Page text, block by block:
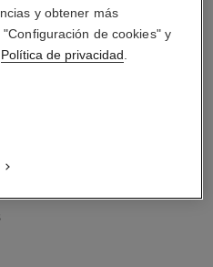
y obtener más
de cookies" y
Política de privacidad